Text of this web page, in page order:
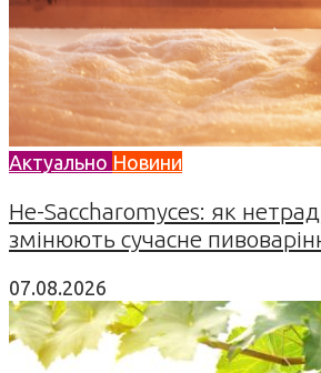
Актуально Новини
Не-Saccharomyces: як
змінюють сучасне
07.08.2026